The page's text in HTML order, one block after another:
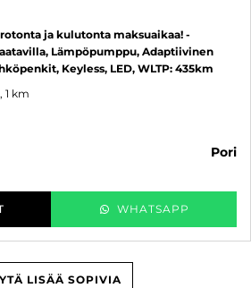
ja kulutonta maksuaikaa! -
Lämpöpumppu, Adaptiivinen
Keyless, LED, WLTP: 435km
1 km
pori
WHATSAPP
LISÄÄ SOPIVIA